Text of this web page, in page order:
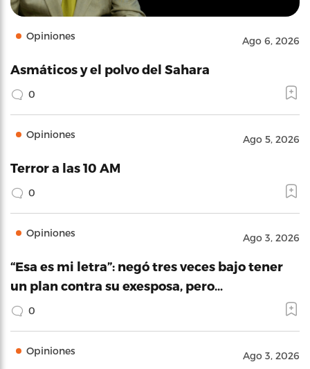
Opiniones Ago 6, 2026
Asmáticos y el polvo del Sahara
0
Opiniones Ago 5, 2026
Terror a las 10 AM
0
Opiniones Ago 3, 2026
“Esa es mi letra”: negó tres veces bajo tener
un plan contra su exesposa, pero…
0
Opiniones Ago 3, 2026